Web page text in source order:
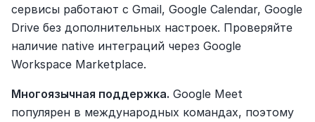
сервисы работают с Gmail, Google Calendar, Google
Drive без дополнительных настроек. Проверяйте
наличие native интеграций через Google
Workspace Marketplace.
Многоязычная поддержка. Google Meet
популярен в международных командах, поэтому